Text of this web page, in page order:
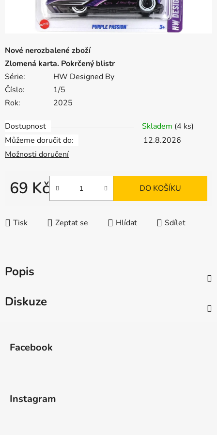
Nové nerozbalené zboží
Zlomená karta. Pokrčený blistr
Série:
HW Designed By
Číslo:
1/5
Rok:
2025
Dostupnost Skladem (4 ks)
Můžeme doručit do:
12.8.2026
Možnosti doručení
69 Kč
Měrná cena:
DO KOŠÍKU
Tisk Zeptat se Hlídat Sdílet
Popis
Diskuze
Facebook
Instagram